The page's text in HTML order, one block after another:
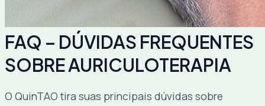
FAQ – DÚVIDAS FREQUENTES
SOBRE AURICULOTERAPIA
O QuinTAO tira suas principais dúvidas sobre